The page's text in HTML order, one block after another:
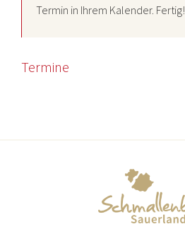
Termin in Ihrem Kalender. Fertig!
Termine